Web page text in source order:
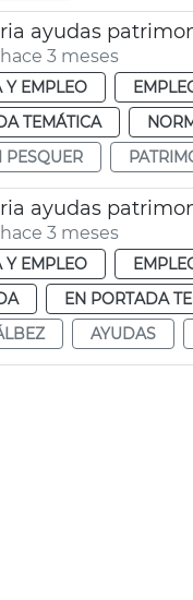
ayudas
3 meses
Y EMPLEO
TEMÁTICA
PESQUER
ayudas
3 meses
Y EMPLEO
EN PORTADA
AYUDAS